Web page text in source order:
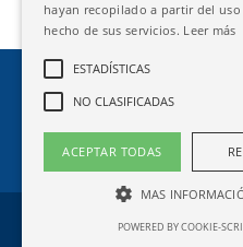
©2026 Ilustre Colegio Oficial
Política de privacidad
Diseño
hayan recopilado a partir del
hecho de sus servicios. Leer más
ESTADÍSTICAS
NO CLASIFICADAS
ACEPTAR TODAS
MAS
POWERED BY COOKIE-